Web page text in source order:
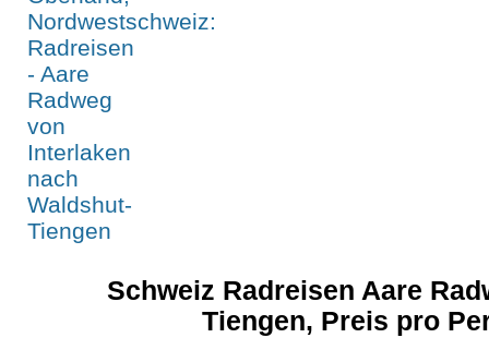
Schweiz Radreisen Aare
Tiengen, Preis pro